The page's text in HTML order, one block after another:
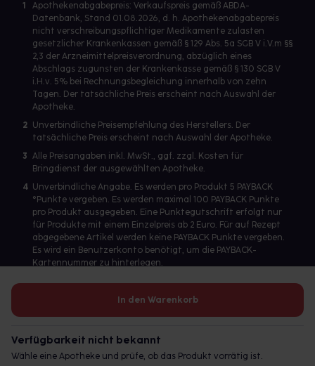
In den Warenkorb
Verfügbarkeit nicht bekannt
Wähle eine Apotheke und prüfe, ob das Produkt vorrätig ist.
1
Apothekenabgabepreis: Verkaufspreis gemäß ABDA-
Datenbank, Stand 01.08.2026, d. h. Apothekenabgabepreis
nicht verschreibungspflichtiger Medikamente zulasten
gesetzlicher Krankenkassen gemäß § 129 Abs. 5a SGB V i.V.m §§
2,3 der Arzneimittelpreisverordnung, abzüglich eines
Abschlags zugunsten der Krankenkasse gemäß § 130 SGB V
i.H.v. 5% bei Rechnungsbegleichung innerhalb von zehn
Tagen. Der tatsächliche Preis erscheint nach Auswahl der
Apotheke.
2 Unverbindliche Preisempfehlung des Herstellers. Der
tatsächliche Preis erscheint nach Auswahl der Apotheke.
3 Alle Preisangaben inkl. MwSt., ggf. zzgl. Kosten für
Bringdienst der ausgewählten Apotheke.
4 Unverbindliche Angabe. Es werden pro Produkt 5 PAYBACK
°Punkte vergeben. Es werden maximal 100 PAYBACK Punkte
pro Produkt ausgegeben. Eine Punktegutschrift erfolgt nur
für Produkte mit einem Einzelpreis ab 2 Euro. Für auf Rezept
abgegebene Artikel werden keine PAYBACK Punkte vergeben.
Es wird ein Benutzerkonto benötigt, um die PAYBACK-
Kartennummer zu hinterlegen.
Betreiber des Portals und verantwortlich: gesund.de GmbH &
© 2026 gesund.de GmbH & Co. KG